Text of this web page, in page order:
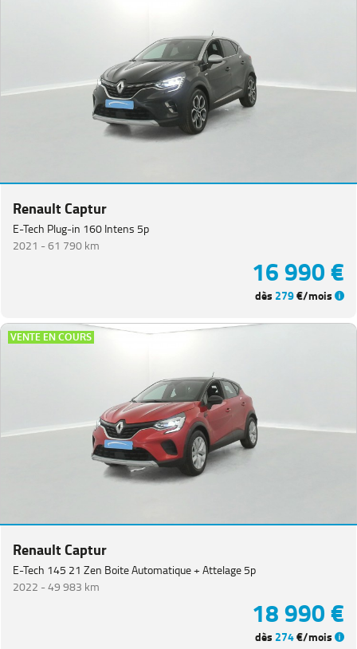
Renault Captur
E-Tech Plug-in 160 Intens 5p
2021 -61 790 km
16 990 €
dès 279€/mois
VENTE EN COURS
Renault Captur
E-Tech 145 21 Zen Boite Automatique + Attelage 5p
2022 -49 983 km
18 990 €
dès 274€/mois